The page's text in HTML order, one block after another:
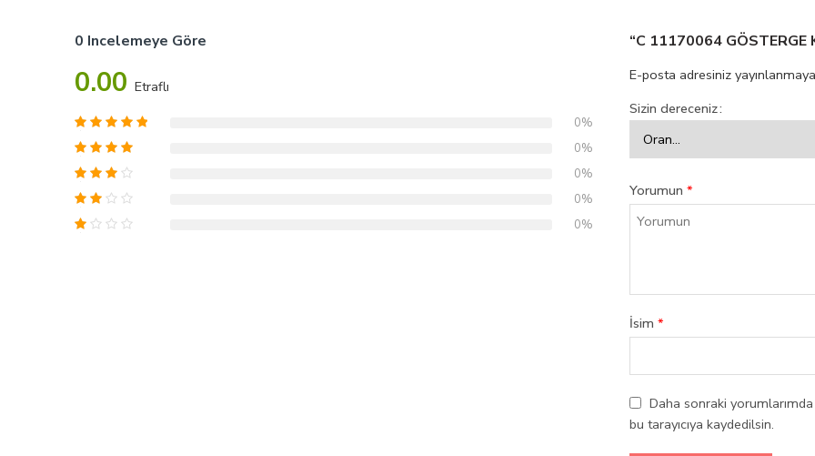
0 Incelemeye Göre
0.00 Etraflı
0%
0%
0%
0%
0%
“C 11170064 GÖSTERGE
E-posta adresiniz
Sizin dereceniz
Yorumun *
İsim *
Daha sonraki
bu tarayıcıya kaydedilsin.